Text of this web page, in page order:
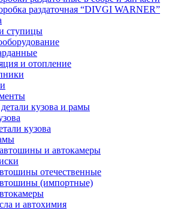
раздаточная “DIVGI WARNER”
ступицы
и отопление
кузова и рамы
кузова
и автокамеры
отечественные
(импортные)
и автохимия